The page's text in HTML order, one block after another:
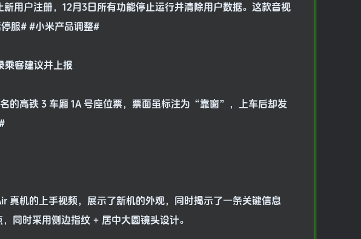
用户注册，12月3日所有功能停止运行并清除用户数据。这款音视
服# #小米产品调整#
乘客建议并上报
的高铁 3 车厢 1A 号座位票，票面虽标注为“靠窗”，上车后却发
真机的上手视频，展示了新机的外观，同时揭示了一条关键信息
同时采用侧边指纹 + 居中大圆镜头设计。